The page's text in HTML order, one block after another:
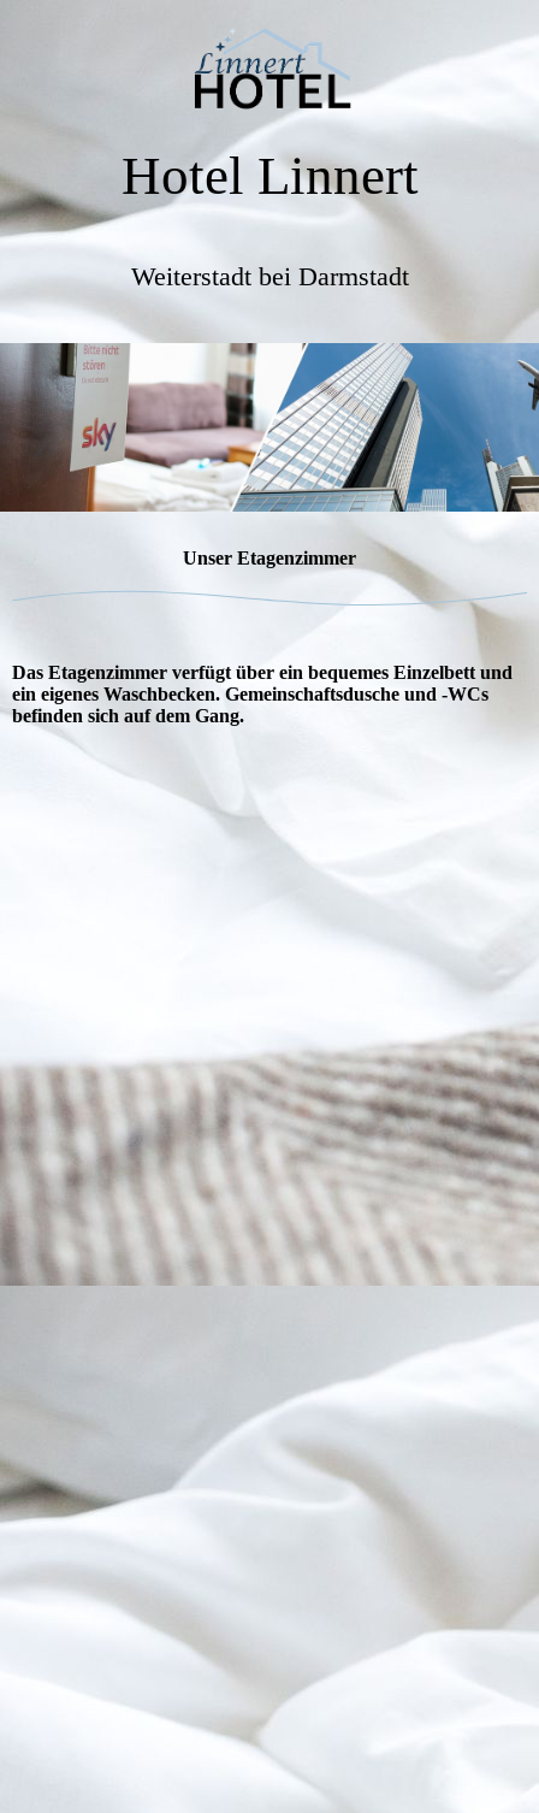
Hotel Linnert
Weiterstadt bei Darmstadt
Unser Etagenzimmer
Das Etagenzimmer verfügt über ein bequemes Einzelbett und
ein eigenes Waschbecken. Gemeinschaftsdusche und -WCs
befinden sich auf dem Gang.